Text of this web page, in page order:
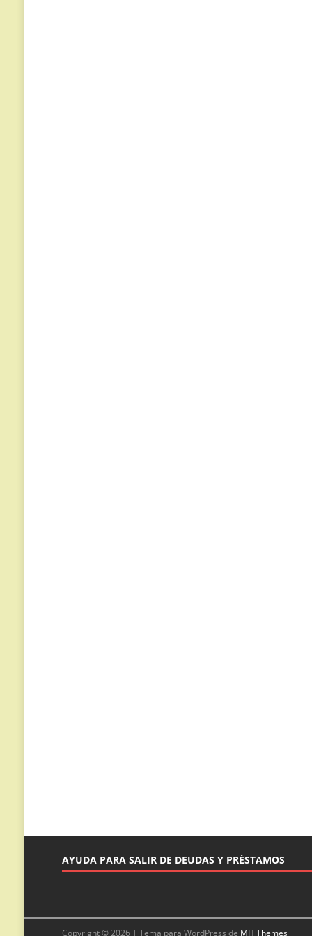
AYUDA PARA SALIR DE DEUDAS Y PRÉSTAMOS
Copyright © 2026 | Tema para WordPress de MH Themes